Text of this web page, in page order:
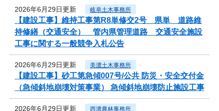
2026年6月29日更新 岐阜土木事務所
【建設工事】維持工事第R8単修交2号 県単 道路維
持修繕（交通安全） 管内県管理道路 交通安全施設
工事に関する一般競争入札公告
2026年6月29日更新 美濃土木事務所
【建設工事】砂工第急傾007号/公共 防災・安全交付金
（急傾斜地崩壊対策事業） 急傾斜地崩壊防止施設工事
2026年6月29日更新 西濃農林事務所